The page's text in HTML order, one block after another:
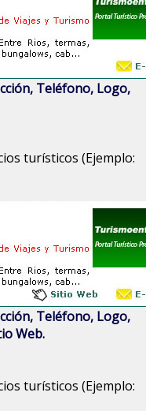
Teléfono, Logo,
turísticos (Ejemplo:
Teléfono, Logo,
Web.
turísticos (Ejemplo: